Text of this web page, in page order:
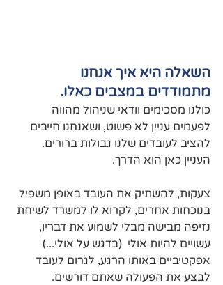
השאלה היא איך אנחנו
מתמודדים במצבים כאלו.
כולנו מסכימים וודאי שניהול מהווה
לפעמים עניין לא פשוט, ושאנחנו חייבים
להציב לעובדים שלנו גבולות ברורים.
העניין כאן הוא הדרך.
צעקות, להשתיק את העובד באופן משפיל
בנוכחות אחרים, לקרוא לו למשרד לשיחת
נזיפה מבישה מבלי לשמוע את דבריו,
עשויים להיות אולי  (בדגש על אולי...)
אפקטיביים באותו הרגע, לגרום לעובד
לבצע את הפעולה שאתם דורשים.